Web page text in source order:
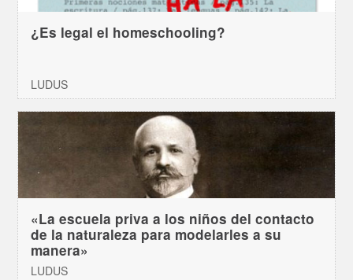
¿Es legal el homeschooling?
LUDUS
«La escuela priva a los niños del contacto
de la naturaleza para modelarles a su
manera»
LUDUS